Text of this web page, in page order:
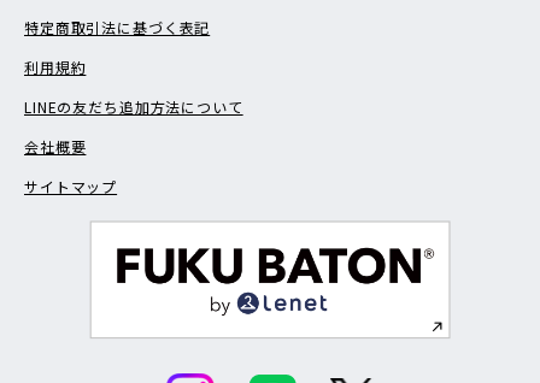
特定商取引法に基づく表記
利用規約
LINEの友だち追加方法について
会社概要
サイトマップ